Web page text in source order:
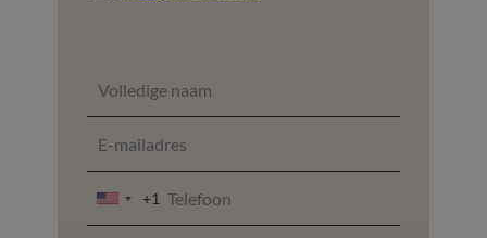
UNITED
STATES
+1